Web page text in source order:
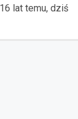
lat temu, dziś